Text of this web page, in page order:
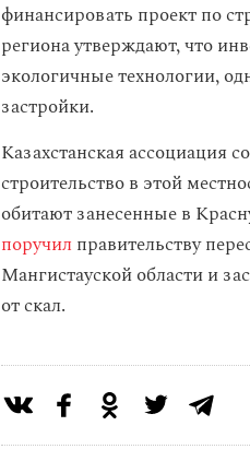
финансировать проект по
региона утверждают, что
экологичные технологии,
застройки.
Казахстанская ассоциация
строительство в этой
обитают занесенные в
поручил правительству
Мангистауской области и
от скал.